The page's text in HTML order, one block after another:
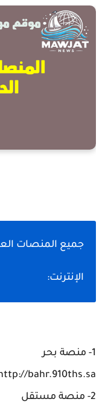
جميع المنصات
الإنترنت:
1- منصة بحر
bahr.910ths.sa
2- منصة مستقل